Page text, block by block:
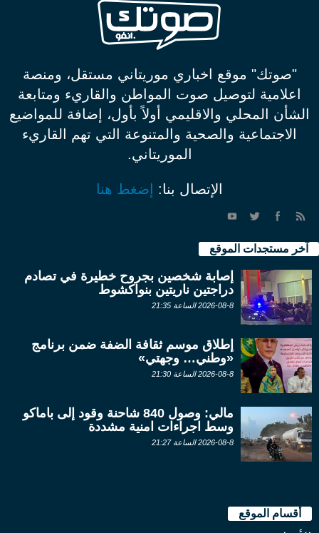
"صوتك" موقع اخباري موريتاني مستقل، ومنصة
اعلامية لتوصيل صوت المواطن والقاريء ومتابعة
الشأن المحلي والاقليمي أولاً بأول، إضافة للمواضيع
الاجتماعية والصحية والمتنوعة التي تهم القاريء
الموريتاني.
الإتصال بنا: إضغط هنا
آخر مستجدات الموقع
إصابة شخصين بجروح خطيرة في تصادم
دراجتين ناريتين بنواكشوط
2026-08-8 الساعة 21:35
إطلاق موسم ثقافة الضفة ضمن برنامج
«وطني… وجهتي»
2026-08-8 الساعة 21:30
مالي: وصول 840 شاحنة وقود إلى باماكو
وسط اجراءات امنية مشددة
2026-08-8 الساعة 21:27
أقسام الموقع